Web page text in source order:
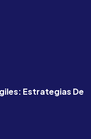
Estrategias De